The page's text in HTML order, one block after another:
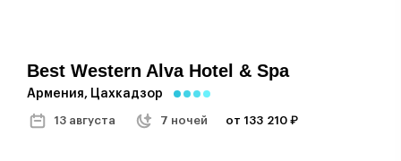
Best Western Alva Hotel & Spa
Армения, Цахкадзор
13 августа 7 ночей от 133 210 ₽